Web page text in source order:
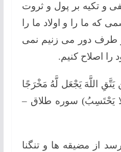
و تکیه بر پول و ثروت
ما را و اولاد ما را
طرف دور می زنیم نمی
را اصلاح کنیم.
اللَّهَ يَجْعَل لَّهُ مَخْرَجًا
يَحْتَسِبُ) سوره طلاق –
از مضیقه ها و تنگنا